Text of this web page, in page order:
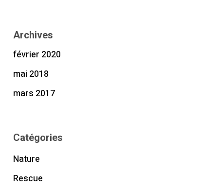
Archives
février 2020
mai 2018
mars 2017
Catégories
Nature
Rescue